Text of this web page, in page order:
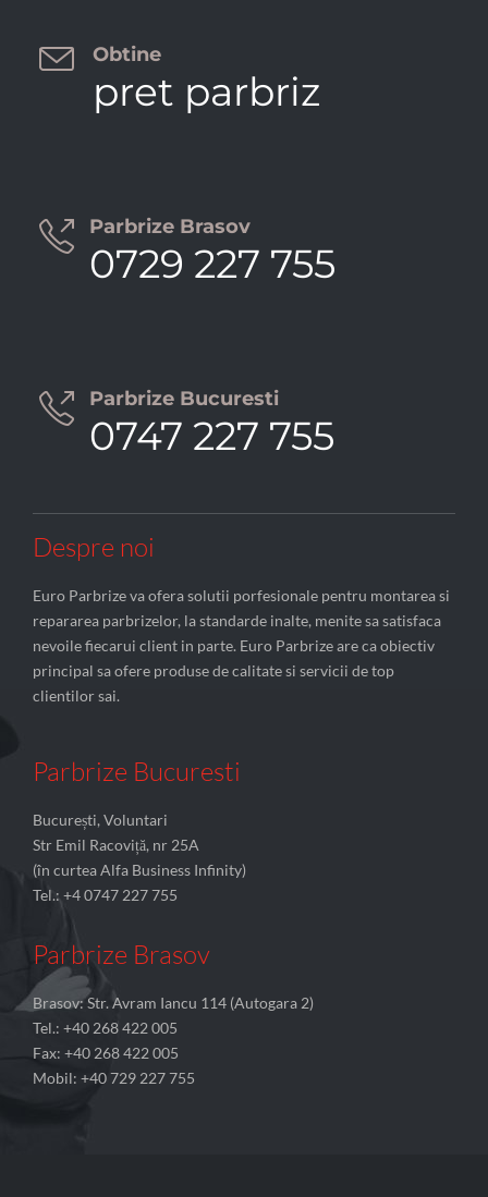
 Obtine
pret parbriz
 Parbrize Brasov
0729 227 755
 Parbrize Bucuresti
0747 227 755
Despre noi
Euro Parbrize va ofera solutii porfesionale pentru montarea si
repararea parbrizelor, la standarde inalte, menite sa satisfaca
nevoile fiecarui client in parte. Euro Parbrize are ca obiectiv
principal sa ofere produse de calitate si servicii de top
clientilor sai.
Parbrize Bucuresti
București, Voluntari
Str Emil Racoviță, nr 25A
(în curtea Alfa Business Infinity)
Tel.: +4 0747 227 755
Parbrize Brasov
Brasov: Str. Avram Iancu 114 (Autogara 2)
Tel.: +40 268 422 005
Fax: +40 268 422 005
Mobil: +40 729 227 755